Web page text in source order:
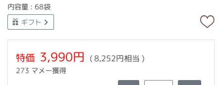
内容量 : 68袋
ギフト
特価 3,990円 ( 8,252円相当 )
273 マメー獲得